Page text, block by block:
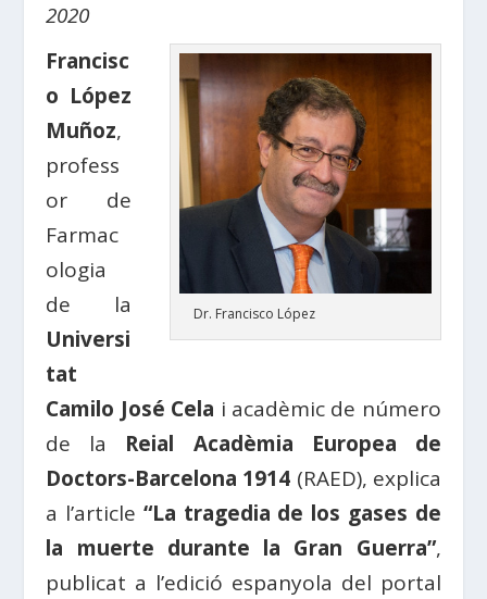
2020
Dr. Francisco López
Francisc
o López
Muñoz,
profess
or de
Farmac
ologia
de la
Universi
tat
Camilo José Cela i acadèmic de número
de la Reial Acadèmia Europea de
Doctors-Barcelona 1914 (RAED), explica
a l’article “La tragedia de los gases de
la muerte durante la Gran Guerra”,
publicat a l’edició espanyola del portal